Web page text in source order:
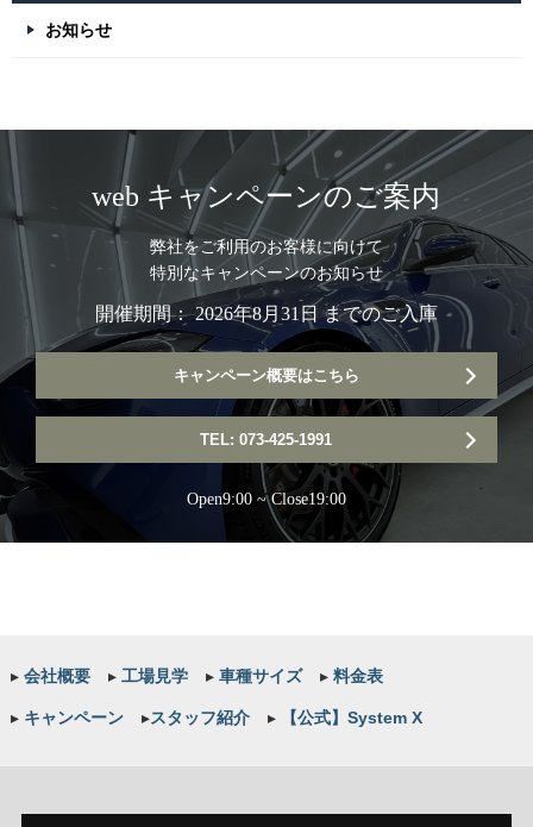
お知らせ
web キャンペーンのご案内
弊社をご利用のお客様に向けて
特別なキャンペーンのお知らせ
開催期間： 2026年8月31日 までのご入庫
キャンペーン概要はこちら
TEL: 073-425-1991
Open9:00 ~ Close19:00
▸会社概要 ▸工場見学 ▸車種サイズ ▸料金表
▸キャンペーン ▸スタッフ紹介 ▸【公式】System X